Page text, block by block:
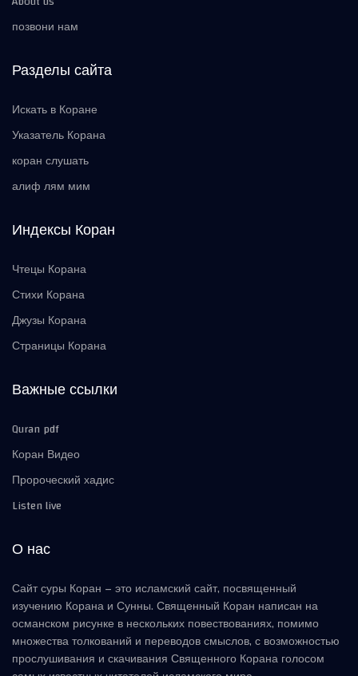
позвони нам
Разделы сайта
Искать в Коране
Указатель Корана
коран слушать
алиф лям мим
Индексы Коран
Чтецы Корана
Стихи Корана
Джузы Корана
Страницы Корана
Важные ссылки
Quran pdf
Коран Видео
Пророческий хадис
Listen live
О нас
Сайт суры Коран – это исламский сайт, посвященный
изучению Корана и Сунны. Священный Коран написан на
османском рисунке в нескольких повествованиях, помимо
множества толкований и переводов смыслов, с возможностью
прослушивания и скачивания Священного Корана голосом